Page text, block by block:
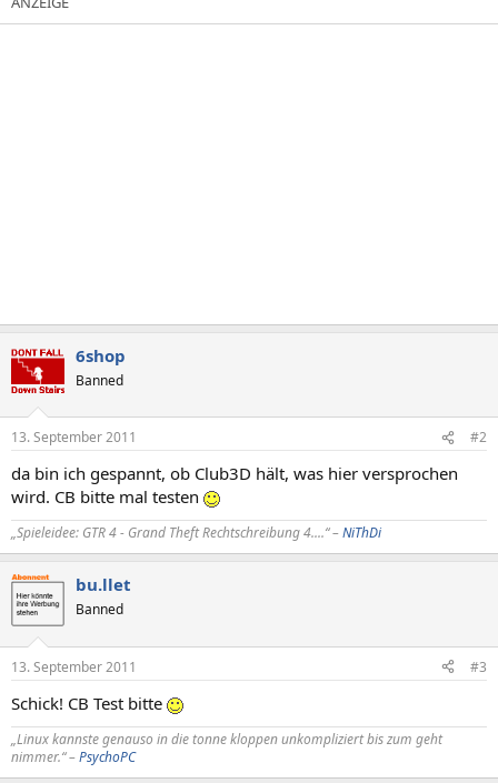
6shop
Banned
13. September 2011 #2
da bin ich gespannt, ob Club3D hält, was hier versprochen
wird. CB bitte mal testen
„Spieleidee: GTR 4 - Grand Theft Rechtschreibung 4....“ –NiThDi
bu.llet
Banned
13. September 2011 #3
Schick! CB Test bitte
„Linux kannste genauso in die tonne kloppen unkompliziert bis zum geht
nimmer.“ –PsychoPC